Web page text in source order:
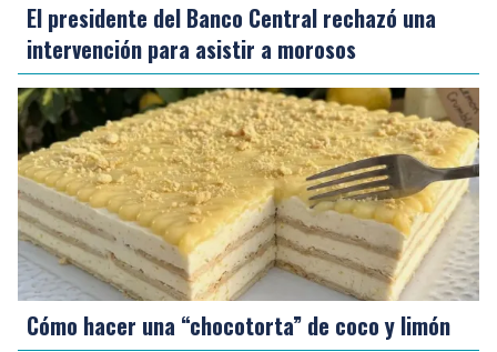
El presidente del Banco Central rechazó una
intervención para asistir a morosos
Cómo hacer una “chocotorta” de coco y limón